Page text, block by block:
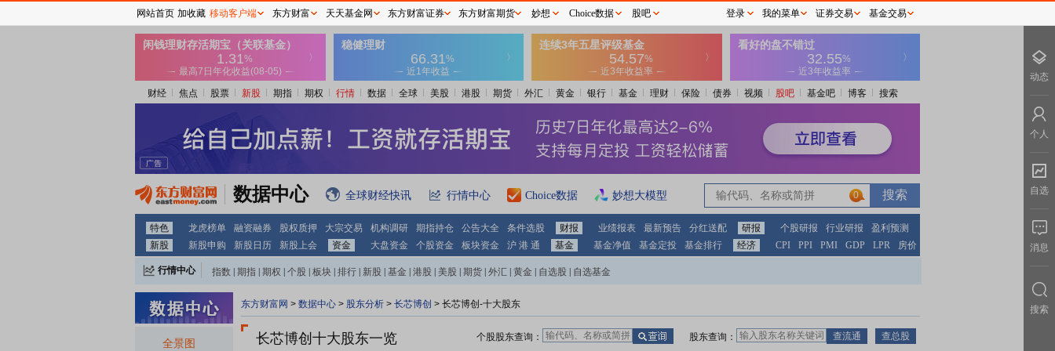
财经 焦点 股票 新股 期指 期权 行情 数据 全球 美股 港股 期货 外汇 黄金 银行 基金 理财 保险 债券 视频 股吧 基金吧 博客 搜索
数据中心 全球财经快讯 行情中心 Choice数据 妙想大模型 0
特色 龙虎榜单 融资融券 股权质押 大宗交易 机构调研 期指持仓 公告大全 条件选股 财报 业绩报表 最新预告 分红送配 研报 个股研报 行业研报
盈利预测
新股
新股申购 新股日历 新股上会 资金 大盘资金 个股资金 板块资金 沪 港 通 基金 基金净值 基金定投 基金排行 经济 CPI PPI PMI GDP LPR 房价
行情中心 指数 期指 期权 个股 板块 排行 新股 基金 港股 美股 期货 外汇 黄金 自选股 自选基金
全景图
东方财富网 > 数据中心 > 股东分析 > 长芯博创 > 长芯博创-十大股东
长芯博创十大股东一览 股东查询：
个股股东查询：
网站首页 加收藏 移动客户端 东方财富 天天基金网 东方财富证券 东方财富期货 妙想 Choice数据 股吧 登录 我的菜单 证券交易 基金交易
动态
个人
自选
消息
搜索